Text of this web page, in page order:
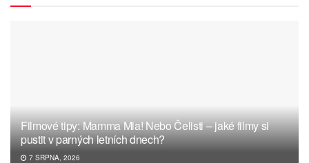
Filmové tipy: Mamma Mia! Nebo Čelisti – jaké filmy si
pustit v parných letních dnech?
7 SRPNA, 2026